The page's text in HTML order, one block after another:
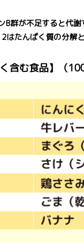
B群が不足すると代
はたんぱく質の分解
含む食品】（